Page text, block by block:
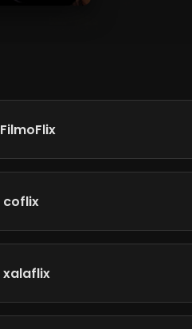
FilmoFlix
coflix
xalaflix